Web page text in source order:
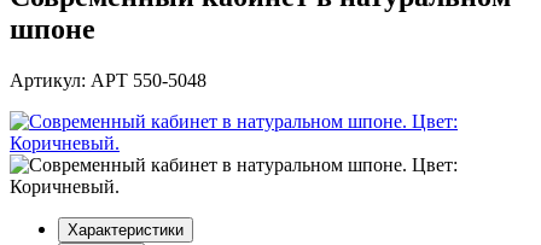
шпоне
Артикул: АРТ 550-5048
Характеристики